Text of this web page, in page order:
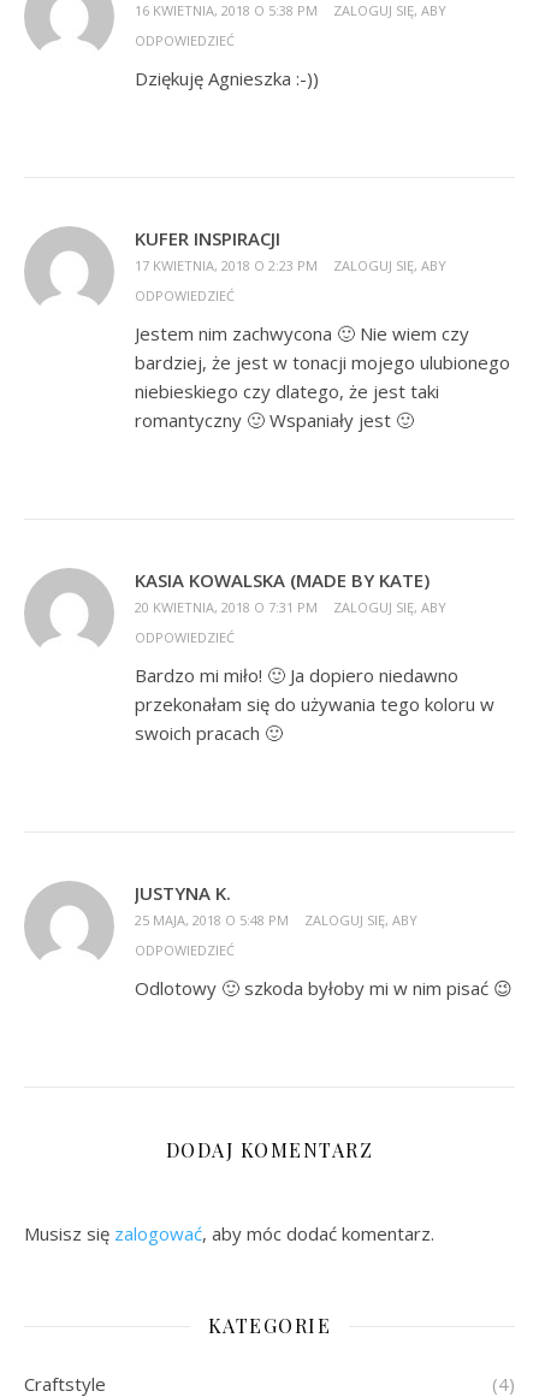
16 KWIETNIA, 2018 O 5:38 PM
ZALOGUJ SIĘ, ABY
ODPOWIEDZIEĆ
Dziękuję Agnieszka :-))
KUFER INSPIRACJI
17 KWIETNIA, 2018 O 2:23 PM
ZALOGUJ SIĘ, ABY
ODPOWIEDZIEĆ
Jestem nim zachwycona 🙂 Nie wiem czy
bardziej, że jest w tonacji mojego ulubionego
niebieskiego czy dlatego, że jest taki
romantyczny 🙂 Wspaniały jest 🙂
KASIA KOWALSKA (MADE BY KATE)
20 KWIETNIA, 2018 O 7:31 PM
ZALOGUJ SIĘ, ABY
ODPOWIEDZIEĆ
Bardzo mi miło! 🙂 Ja dopiero niedawno
przekonałam się do używania tego koloru w
swoich pracach 🙂
JUSTYNA K.
25 MAJA, 2018 O 5:48 PM
ZALOGUJ SIĘ, ABY
ODPOWIEDZIEĆ
Odlotowy 🙂 szkoda byłoby mi w nim pisać 😉
DODAJ KOMENTARZ
Musisz się zalogować, aby móc dodać komentarz.
KATEGORIE
Craftstyle (4)